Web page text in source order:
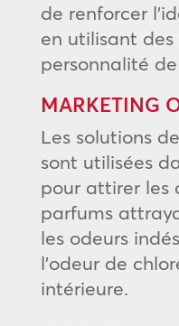
de renforcer
en utilisant
personnalité
MARKETING
Les solutions
sont utilisées
pour attirer les
parfums
les odeurs
l’odeur de
intérieure.